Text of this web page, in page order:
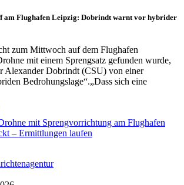
am Flughafen Leipzig: Dobrindt warnt vor hybrider
zum Mittwoch auf dem Flughafen
mit einem Sprengsatz gefunden wurde,
Alexander Dobrindt (CSU) von einer
Bedrohungslage“.„Dass sich eine